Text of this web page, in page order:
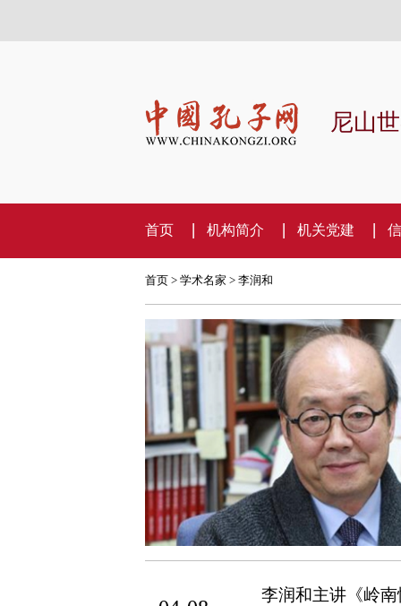
尼山
首页 机构简介 机关党建
首页> 学术名家 > 李润和
李润和主讲《岭